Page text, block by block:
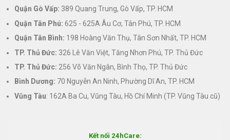
Quận Gò Vấp: 389 Quang Trung, Gò Vấp, TP. HCM
Quận Tân Phú: 625 - 625A Âu Cơ, Tân Phú, TP. HCM
Quận Tân Bình: 198 Hoàng Văn Thụ, Tân Sơn Nhất, TP. HCM
TP. Thủ Đức: 326 Lê Văn Việt, Tăng Nhơn Phú, TP. Thủ Đức
TP. Thủ Đức: 256 Võ Văn Ngân, Bình Thọ, TP. Thủ Đức
Bình Dương: 70 Nguyễn An Ninh, Phường Dĩ An, TP. HCM
Vũng Tàu: 162A Ba Cu, Vũng Tàu, Hồ Chí Minh (TP. Vũng Tàu cũ)
Kết nối 24hCare: